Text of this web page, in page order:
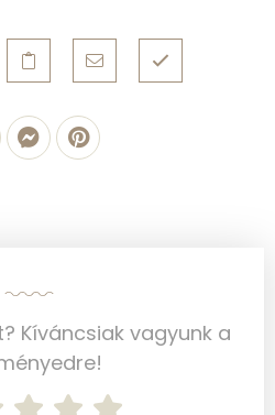
16 micro
Kíváncsiak vagyunk a